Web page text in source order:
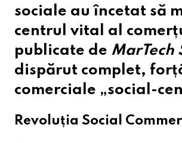
sociale au încetat să
centrul vital al
publicate de MarTech
dispărut complet,
comerciale „social-
Revoluția Social